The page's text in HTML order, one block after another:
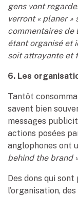
gens vont
verront « planer »
commentaires de
étant organisé et
soit attrayante et
6. Les
Tantôt
savent bien
messages
actions posées
anglophones ont
behind the brand
Des dons qui
l’organisation,